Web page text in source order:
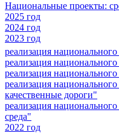
Национальные проекты:
2025 год
2024 год
2023 год
реализация
реализация
реализация
реализация
качественные дороги"
реализация
среда"
2022 год